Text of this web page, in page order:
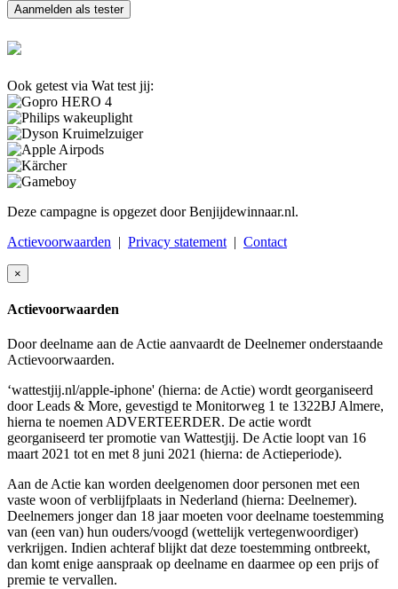
Aanmelden als tester
Ook getest via Wat test jij:
Deze campagne is opgezet door Benjijdewinnaar.nl.
Actievoorwaarden | Privacy statement | Contact
×
Actievoorwaarden
Door deelname aan de Actie aanvaardt de Deelnemer onderstaande
Actievoorwaarden.
‘wattestjij.nl/apple-iphone' (hierna: de Actie) wordt georganiseerd
door Leads & More, gevestigd te Monitorweg 1 te 1322BJ Almere,
hierna te noemen ADVERTEERDER. De actie wordt
georganiseerd ter promotie van Wattestjij. De Actie loopt van 16
maart 2021 tot en met 8 juni 2021 (hierna: de Actieperiode).
Aan de Actie kan worden deelgenomen door personen met een
vaste woon of verblijfplaats in Nederland (hierna: Deelnemer).
Deelnemers jonger dan 18 jaar moeten voor deelname toestemming
van (een van) hun ouders/voogd (wettelijk vertegenwoordiger)
verkrijgen. Indien achteraf blijkt dat deze toestemming ontbreekt,
dan komt enige aanspraak op deelname en daarmee op een prijs of
premie te vervallen.